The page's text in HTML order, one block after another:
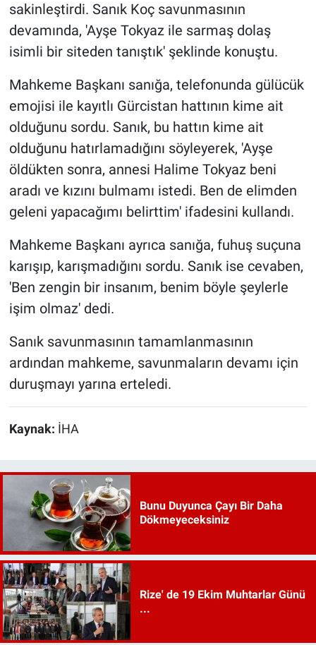
sakinleştirdi. Sanık Koç savunmasının
devamında, 'Ayşe Tokyaz ile sarmaş dolaş
isimli bir siteden tanıştık' şeklinde konuştu.
Mahkeme Başkanı sanığa, telefonunda gülücük
emojisi ile kayıtlı Gürcistan hattının kime ait
olduğunu sordu. Sanık, bu hattın kime ait
olduğunu hatırlamadığını söyleyerek, 'Ayşe
öldükten sonra, annesi Halime Tokyaz beni
aradı ve kızını bulmamı istedi. Ben de elimden
geleni yapacağımı belirttim' ifadesini kullandı.
Mahkeme Başkanı ayrıca sanığa, fuhuş suçuna
karışıp, karışmadığını sordu. Sanık ise cevaben,
'Ben zengin bir insanım, benim böyle şeylerle
işim olmaz' dedi.
Sanık savunmasının tamamlanmasının
ardından mahkeme, savunmaların devamı için
duruşmayı yarına erteledi.
Kaynak: İHA
Bunu Duyunca Çayı Bir Daha
Dökmeyeceksiniz
Rize' de 19 Ekim Muhtarlar Günü
...